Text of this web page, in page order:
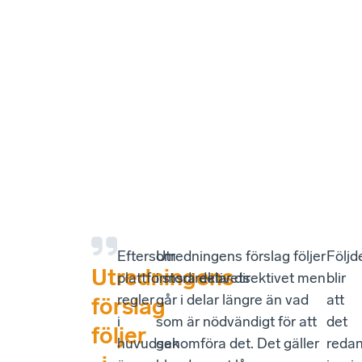
Utredningens
förslag
följer
Eftersom
plattformsdirektivets
regler
i
huvudsak
Utredningens förslag följer
i stora delar direktivet men
går i delar längre än vad
som är nödvändigt för att
genomföra det. Det gäller
blir
att
det